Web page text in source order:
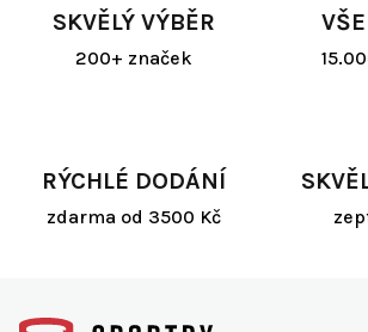
SKVĚLÝ VÝBĚR
200+ značek
RÝCHLÉ DODÁNÍ
zdarma od 3500 Kč